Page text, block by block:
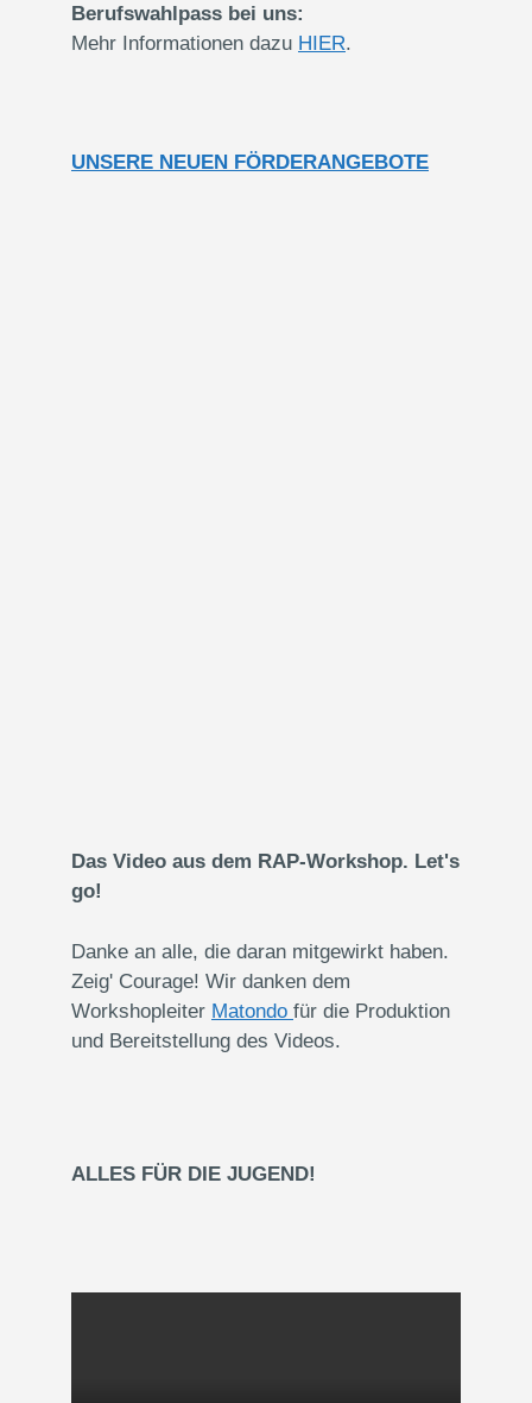
Berufswahlpass bei uns:
Mehr Informationen dazu HIER.
UNSERE NEUEN FÖRDERANGEBOTE
Das Video aus dem RAP-Workshop. Let's
go!
Danke an alle, die daran mitgewirkt haben.
Zeig' Courage! Wir danken dem
Workshopleiter Matondo für die Produktion
und Bereitstellung des Videos.
ALLES FÜR DIE JUGEND!